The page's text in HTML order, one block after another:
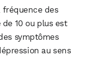
fréquence des
10 ou plus est
symptômes
au sens